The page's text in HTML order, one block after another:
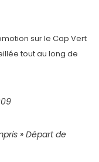
sur le Cap Vert
tout au long de
» Départ de